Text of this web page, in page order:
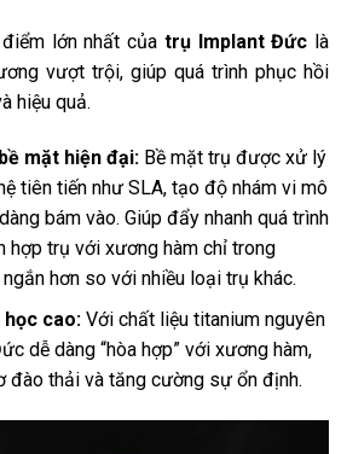
lớn nhất của trụ Implant Đức là
vượt trội, giúp quá trình phục hồi
hiệu quả.
mặt hiện đại:Bề mặt trụ được xử lý
tiên tiến như SLA, tạo độ nhám vi mô
bám vào. Giúp đẩy nhanh quá trình
hợp trụ với xương hàm chỉ trong
hơn so với nhiều loại trụ khác.
cao:Với chất liệu titanium nguyên
dễ dàng “hòa hợp” với xương hàm,
đào thải và tăng cường sự ổn định.